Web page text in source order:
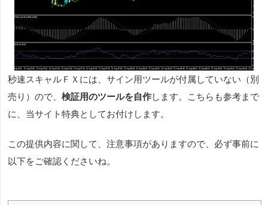
秒速スキャルＦＸには、サイン用ツールが付属していない（別
売り）ので、 検証用のツールを自作します。こちらも参考まで
に、当サイト特典としてお付けします。
この提供内容に関して、注意事項がありますので、必ず事前に
以下をご確認くださいね。